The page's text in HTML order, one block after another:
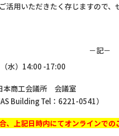
活用いただきたく存じますので、
－記－
水）14:00 -17:00
商工会議所 会議室
Building Tel：6221-0541）
上記日時内にてオンラインでの